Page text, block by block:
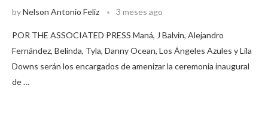
byNelson Antonio Feliz 3 meses ago
POR THE ASSOCIATED PRESS Maná, J Balvin, Alejandro
Fernández, Belinda, Tyla, Danny Ocean, Los Ángeles Azules y Lila
Downs serán los encargados de amenizar la ceremonia inaugural
de …